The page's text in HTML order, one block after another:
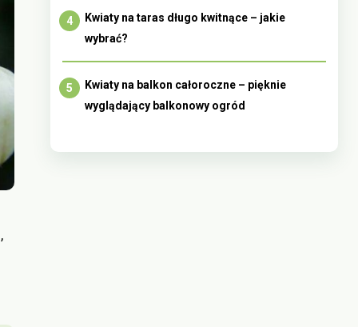
Kwiaty na taras długo kwitnące – jakie
wybrać?
Kwiaty na balkon całoroczne – pięknie
wyglądający balkonowy ogród